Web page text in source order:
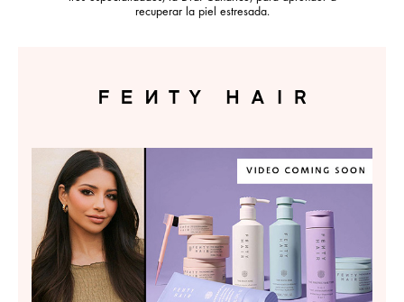
recuperar la piel estresada.